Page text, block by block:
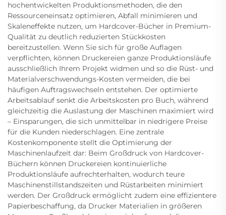
hochentwickelten Produktionsmethoden, die den
Ressourceneinsatz optimieren, Abfall minimieren und
Skaleneffekte nutzen, um Hardcover-Bücher in Premium-
Qualität zu deutlich reduzierten Stückkosten
bereitzustellen. Wenn Sie sich für große Auflagen
verpflichten, können Druckereien ganze Produktionsläufe
ausschließlich Ihrem Projekt widmen und so die Rüst- und
Materialverschwendungs-Kosten vermeiden, die bei
häufigen Auftragswechseln entstehen. Der optimierte
Arbeitsablauf senkt die Arbeitskosten pro Buch, während
gleichzeitig die Auslastung der Maschinen maximiert wird
– Einsparungen, die sich unmittelbar in niedrigere Preise
für die Kunden niederschlagen. Eine zentrale
Kostenkomponente stellt die Optimierung der
Maschinenlaufzeit dar: Beim Großdruck von Hardcover-
Büchern können Druckereien kontinuierliche
Produktionsläufe aufrechterhalten, wodurch teure
Maschinenstillstandszeiten und Rüstarbeiten minimiert
werden. Der Großdruck ermöglicht zudem eine effizientere
Papierbeschaffung, da Drucker Materialien in größeren